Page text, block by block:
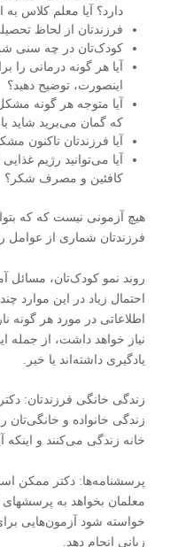
دارد؟ آیا معلم کلاس به
فرزندتان از لحاظ
کودک‌تان در چه سنی
آیا هر گونه درمانی را
اینصورت، توضیح دهید؟
آیا متوجه هر گونه
که گمان می‌برید شاید
آیا فرزندتان تاکنون
آیا می‌توانید رژیم
کافئین و مصرف شکر؟
هیچ آزمونی نیست که که
فرزندتان شماری از عوامل
روند نمو کودک‌تان، مسائل
احتمال زیاد در این موارد
اطلاعاتی در مورد هر گونه
نیاز خواهد داشت، از جمله
یادگیری داشته‌اند یا خیر.
زندگی خانگی فرزندتان:
زندگی خانواده و خانگی‌تان
خانه زندگی می‌کنند و اینکه
پرسشنامه‌ها: دکتر ممکن
معلمان بخواهد به پرسشهای
خواسته شود آزمون‌هایی
زبانی انجام دهد.